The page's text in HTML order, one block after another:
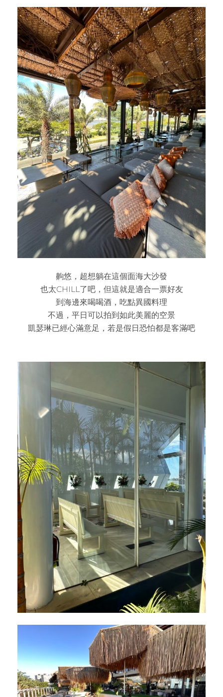
齁悠，超想躺在這個面海大沙發
也太CHILL了吧，但這就是適合一票好友
到海邊來喝喝酒，吃點異國料理
不過，平日可以拍到如此美麗的空景
凱瑟琳已經心滿意足，若是假日恐怕都是客滿吧